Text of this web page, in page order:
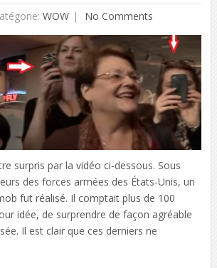
WOW No Comments
surpris par la vidéo ci-dessous. Sous
des forces armées des États-Unis, un
fut réalisé. Il comptait plus de 100
idée, de surprendre de façon agréable
Il est clair que ces derniers ne